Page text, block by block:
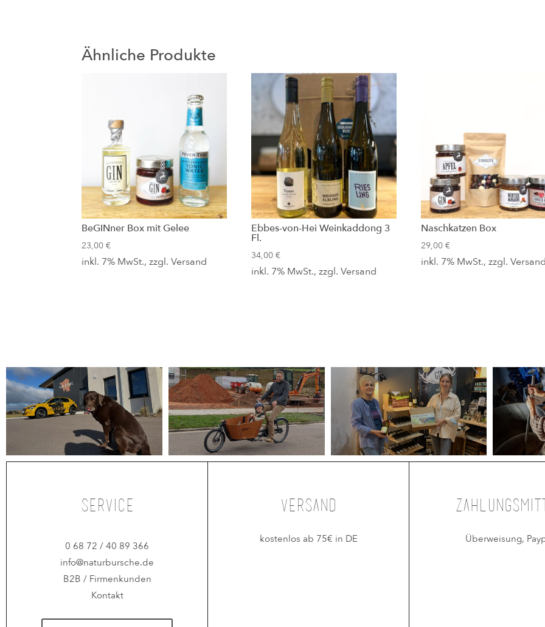
Ähnliche Produkte
BeGINner Box mit Gelee
23,00€
inkl. 7% MwSt., zzgl.Versand
Ebbes-von-Hei Weinkaddong 3
Fl.
34,00€
inkl. 7% MwSt., zzgl.Versand
Naschkatzen Box
29,00€
inkl. 7% MwSt., zzgl.
Service
0 68 72 / 40 89 366
info@naturbursche.de
B2B / Firmenkunden
Kontakt
Versand
kostenlos ab 75€ in DE Überweisung,